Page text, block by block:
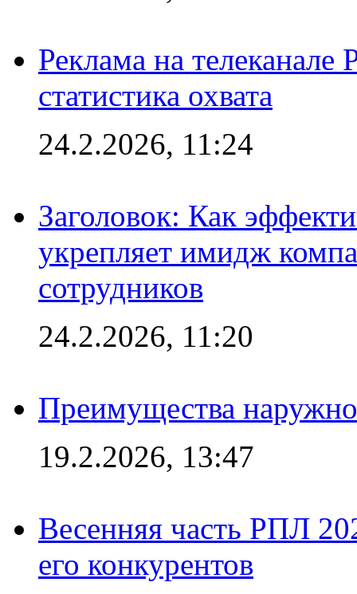
Реклама на
статистика охвата
24.2.2026, 11:24
Заголовок: Как
укрепляет имидж
сотрудников
24.2.2026, 11:20
Преимущества
19.2.2026, 13:47
Весенняя часть РПЛ
его конкурентов